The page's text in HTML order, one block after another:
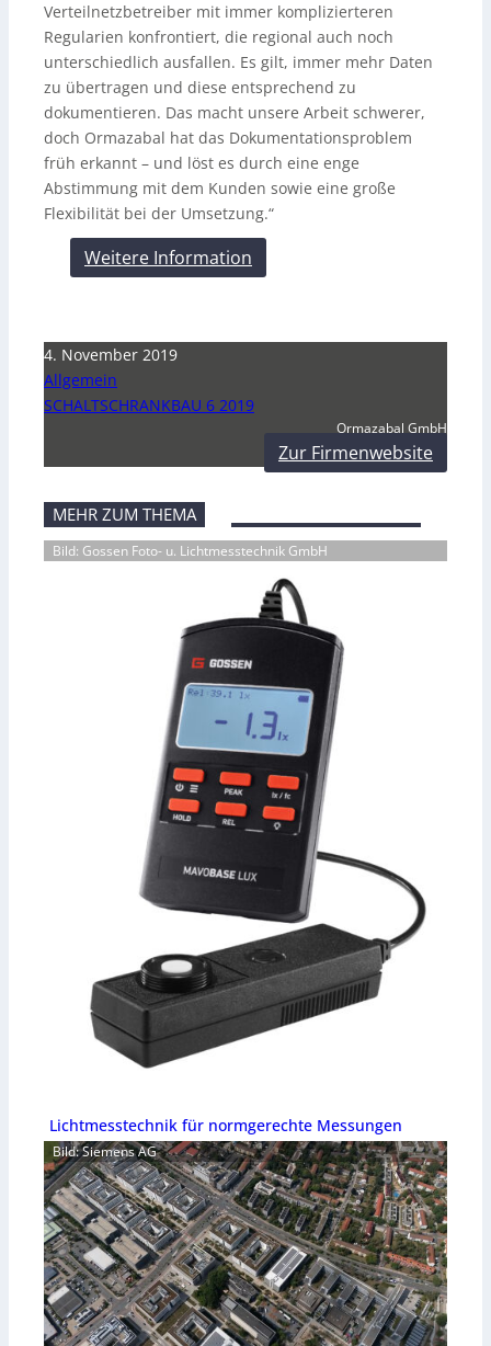
Verteilnetzbetreiber mit immer komplizierteren
Regularien konfrontiert, die regional auch noch
unterschiedlich ausfallen. Es gilt, immer mehr Daten
zu übertragen und diese entsprechend zu
dokumentieren. Das macht unsere Arbeit schwerer,
doch Ormazabal hat das Dokumentationsproblem
früh erkannt – und löst es durch eine enge
Abstimmung mit dem Kunden sowie eine große
Flexibilität bei der Umsetzung.“
Weitere Information
4. November 2019
Allgemein
SCHALTSCHRANKBAU 6 2019
Ormazabal GmbH
Zur Firmenwebsite
MEHR ZUM THEMA
Bild: Gossen Foto- u. Lichtmesstechnik GmbH
Lichtmesstechnik für normgerechte Messungen
Bild: Siemens AG